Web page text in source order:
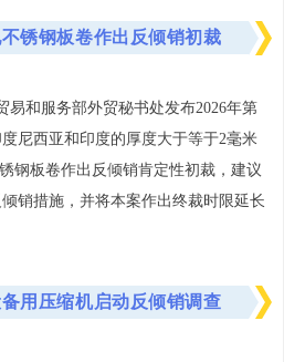
锈钢板卷作出反倾销初裁
易和服务部外贸秘书处发布2026年第
尼西亚和印度的厚度大于等于2毫米
钢板卷作出反倾销肯定性初裁，建议
销措施，并将本案作出终裁时限延长
用压缩机启动反倾销调查